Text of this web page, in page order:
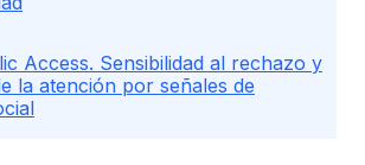
Access. Sensibilidad al rechazo y
la atención por señales de